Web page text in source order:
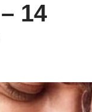
14